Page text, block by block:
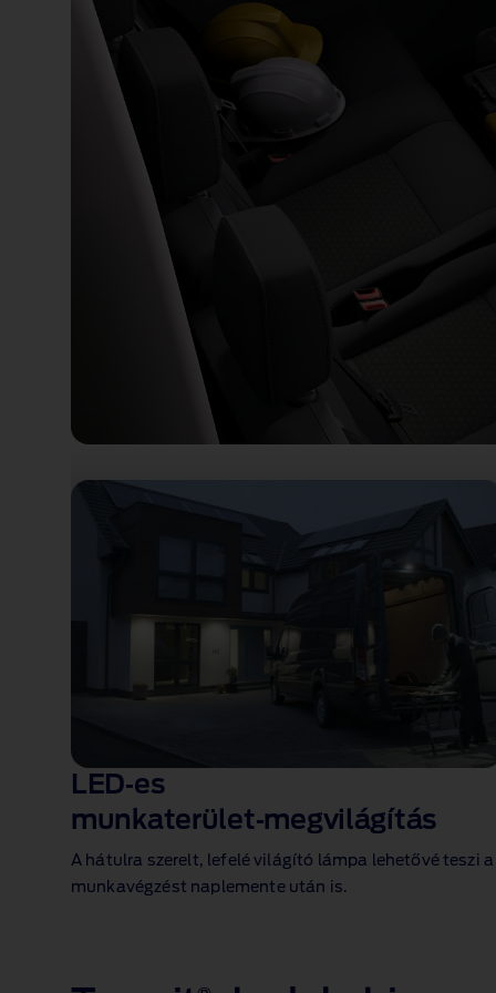
Második üléssor
A tágas második üléssornak köszönhetően akár
LED‑es
munkaterület‑megvilágítás
A hátulra szerelt, lefelé világító lámpa lehetővé teszi a
munkavégzést naplemente után is.